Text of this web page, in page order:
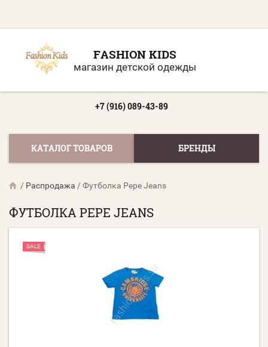
FASHION KIDS
магазин детской одежды
+7 (916) 089-43-89
КАТАЛОГ ТОВАРОВ БРЕНДЫ
/ Распродажа /Футболка Pepe Jeans
ФУТБОЛКА PEPE JEANS
SALE